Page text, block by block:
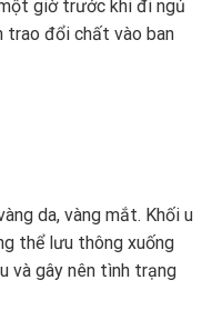
giờ trước khi đi ngủ
trao đổi chất vào ban
da, vàng mắt. Khối u
thể lưu thông xuống
và gây nên tình trạng